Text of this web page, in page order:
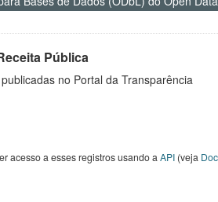
Pública
no Portal da Transparência
acesso a esses registros usando a API(veja